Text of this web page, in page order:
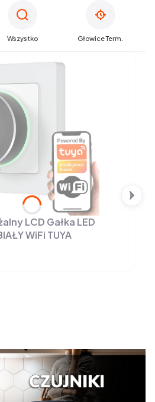
Wszystko Głowice Term.
LCD Gałka LED
WiFi TUYA